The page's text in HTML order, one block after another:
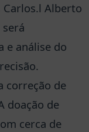
Alberto
e análise do
correção de
doação de
cerca de